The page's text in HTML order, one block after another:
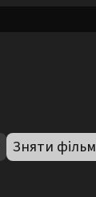
Зняти фільм